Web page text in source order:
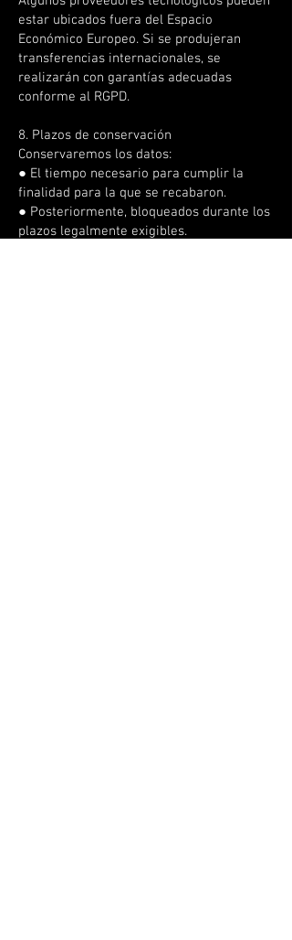
estar ubicados fuera del Espacio
Económico Europeo. Si se produjeran
transferencias internacionales, se
realizarán con garantías adecuadas
conforme al RGPD.
8. Plazos de conservación
Conservaremos los datos:
● El tiempo necesario para cumplir la
finalidad para la que se recabaron.
● Posteriormente, bloqueados durante los
plazos legalmente exigibles.